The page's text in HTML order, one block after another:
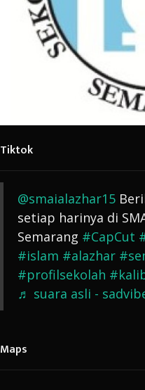
Tiktok
@smaialazhar15
setiap harinya di
Semarang #CapCut
#islam #alazhar
#profilsekolah
♬ suara asli -
Maps